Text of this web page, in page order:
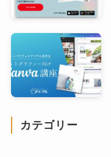
カテゴリー